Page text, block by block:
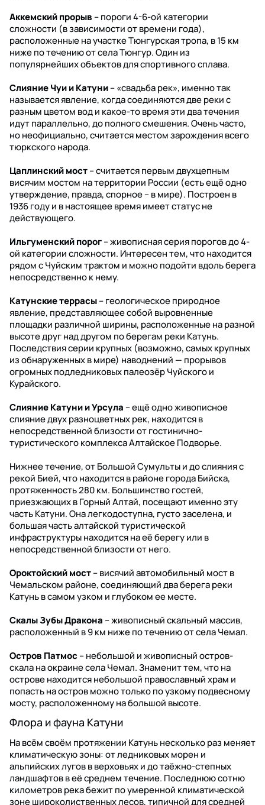
Аккемский прорыв – пороги 4-6-ой категории
сложности (в зависимости от времени года),
расположенные на участке Тюнгурская тропа, в 15 км
ниже по течению от села Тюнгур. Один из
популярнейших объектов для спортивного сплава.
Слияние Чуи и Катуни– «свадьба рек», именно так
называется явление, когда соединяются две реки с
разным цветом вод и какое-то время эти два течения
идут параллельно, до полного смешения. Очень часто,
но неофициально, считается местом зарождения всего
тюркского народа.
Цаплинский мост– считается первым двухцепным
висячим мостом на территории России (есть ещё одно
утверждение, правда, спорное – в мире). Построен в
1936 году и в настоящее время имеет статус не
действующего.
Ильгуменский порог– живописная серия порогов до 4-
ой категории сложности. Интересен тем, что находится
рядом с Чуйским трактом и можно подойти вдоль берега
непосредственно к нему.
Катунские террасы– геологическое природное
явление, представляющее собой выровненные
площадки различной ширины, расположенные на разной
высоте друг над другом по берегам реки Катунь.
Последствия серии крупных (возможно, самых крупных
из обнаруженных в мире) наводнений — прорывов
огромных подледниковых палеозёр Чуйского и
Курайского.
Слияние Катуни и Урсула – ещё одно живописное
слияние двух разноцветных рек, находится в
непосредственной близости от гостинично-
туристического комплекса Алтайское Подворье.
Нижнее течение, от Большой Сумульты и до слияния с
рекой Бией, что находится в районе города Бийска,
протяженность 280 км. Большинство гостей,
приезжающих в Горный Алтай, посещают именно эту
часть Катуни. Она легкодоступна, густо заселена, и
большая часть алтайской туристической
инфраструктуры находится на её берегу или в
непосредственной близости от него.
Ороктойский мост– висячий автомобильный мост в
Чемальском районе, соединяющий два берега реки
Катунь в самом узком и глубоком ее месте.
Скалы Зубы Дракона – живописный скальный массив,
расположенный в 9 км ниже по течению от села Чемал.
Остров Патмос– небольшой и живописный остров-
скала на окраине села Чемал. Знаменит тем, что на
острове находится небольшой православный храм и
попасть на остров можно только по узкому подвесному
мосту, расположенному на большой высоте.
Флора и фауна Катуни
На всём своём протяжении Катунь несколько раз меняет
климатическую зоны: от ледниковых морен и
альпийских лугов в верховьях и до таёжно-степных
ландшафтов в её среднем течение. Последнюю сотню
километров река бежит по умеренной климатической
зоне широколиственных лесов, типичной для средней